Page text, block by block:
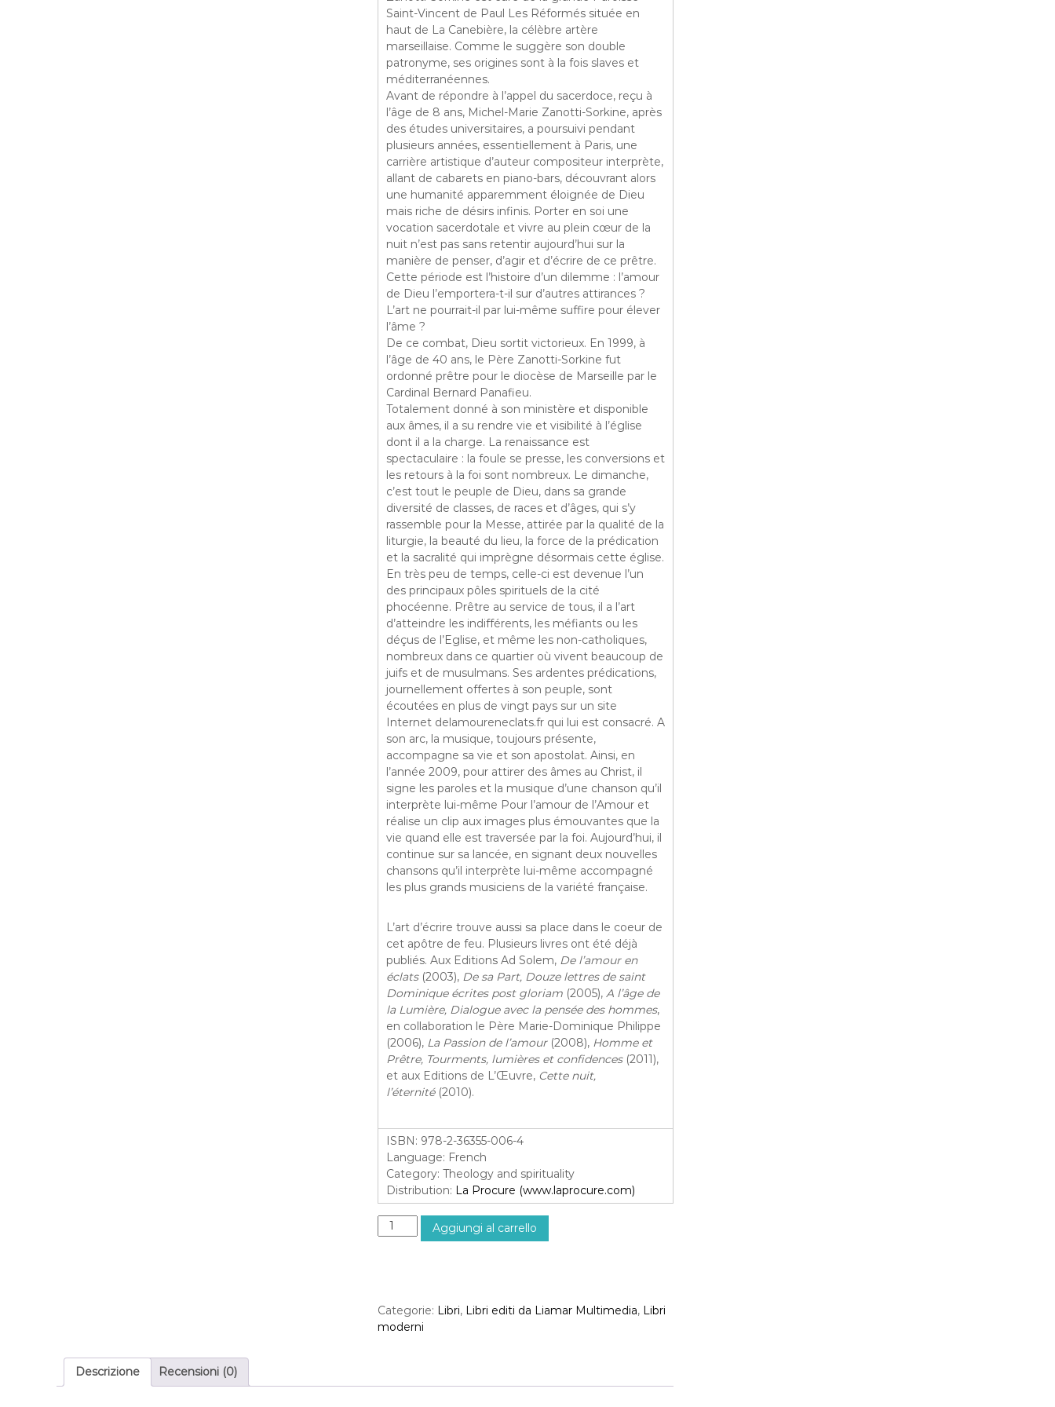
Saint-Vincent de Paul Les Réformés située en
haut de La Canebière, la célèbre artère
marseillaise. Comme le suggère son double
patronyme, ses origines sont à la fois slaves et
méditerranéennes.
Avant de répondre à l’appel du sacerdoce, reçu à
l’âge de 8 ans, Michel-Marie Zanotti-Sorkine, après
des études universitaires, a poursuivi pendant
plusieurs années, essentiellement à Paris, une
carrière artistique d’auteur compositeur interprète,
allant de cabarets en piano-bars, découvrant alors
une humanité apparemment éloignée de Dieu
mais riche de désirs infinis. Porter en soi une
vocation sacerdotale et vivre au plein cœur de la
nuit n’est pas sans retentir aujourd’hui sur la
manière de penser, d’agir et d’écrire de ce prêtre.
Cette période est l’histoire d’un dilemme : l’amour
de Dieu l’emportera-t-il sur d’autres attirances ?
L’art ne pourrait-il par lui-même suffire pour élever
l’âme ?
De ce combat, Dieu sortit victorieux. En 1999, à
l’âge de 40 ans, le Père Zanotti-Sorkine fut
ordonné prêtre pour le diocèse de Marseille par le
Cardinal Bernard Panafieu.
Totalement donné à son ministère et disponible
aux âmes, il a su rendre vie et visibilité à l’église
dont il a la charge. La renaissance est
spectaculaire : la foule se presse, les conversions et
les retours à la foi sont nombreux. Le dimanche,
c’est tout le peuple de Dieu, dans sa grande
diversité de classes, de races et d’âges, qui s’y
rassemble pour la Messe, attirée par la qualité de la
liturgie, la beauté du lieu, la force de la prédication
et la sacralité qui imprègne désormais cette église.
En très peu de temps, celle-ci est devenue l’un
des principaux pôles spirituels de la cité
phocéenne. Prêtre au service de tous, il a l’art
d’atteindre les indifférents, les méfiants ou les
déçus de l’Eglise, et même les non-catholiques,
nombreux dans ce quartier où vivent beaucoup de
juifs et de musulmans. Ses ardentes prédications,
journellement offertes à son peuple, sont
écoutées en plus de vingt pays sur un site
Internet delamoureneclats.fr qui lui est consacré. A
son arc, la musique, toujours présente,
accompagne sa vie et son apostolat. Ainsi, en
l’année 2009, pour attirer des âmes au Christ, il
signe les paroles et la musique d’une chanson qu’il
interprète lui-même Pour l’amour de l’Amour et
réalise un clip aux images plus émouvantes que la
vie quand elle est traversée par la foi. Aujourd’hui, il
continue sur sa lancée, en signant deux nouvelles
chansons qu’il interprète lui-même accompagné
les plus grands musiciens de la variété française.
L’art d’écrire trouve aussi sa place dans le coeur de
cet apôtre de feu. Plusieurs livres ont été déjà
publiés. Aux Editions Ad Solem, De l’amour en
éclats(2003), De sa Part, Douze lettres de saint
Dominique écrites post gloriam(2005), A l’âge de
la Lumière, Dialogue avec la pensée des hommes,
en collaboration le Père Marie-Dominique Philippe
(2006), La Passion de l’amour(2008), Homme et
Prêtre, Tourments, lumières et confidences(2011),
et aux Editions de L’Œuvre, Cette nuit,
l’éternité(2010).
ISBN: 978-2-36355-006-4
Language: French
Category: Theology and spirituality
Distribution: La Procure (www.laprocure.com)
a
,
m
e
Aggiungi al carrello
Categorie: Libri, Libri editi da Liamar Multimedia, Libri
moderni
Descrizione Recensioni (0)